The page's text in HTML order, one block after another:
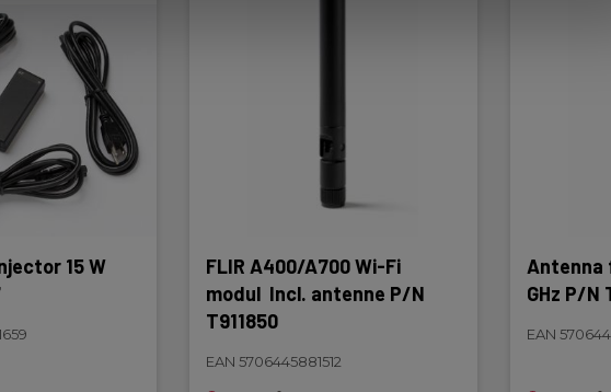
15 W
FLIR A400/A700 Wi-Fi
modul Incl. antenne P/N
T911850
EAN 5706445881512
Antenna
GHz P/N
EAN